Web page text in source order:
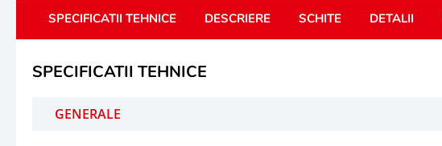
SPECIFICATII TEHNICE DESCRIERE SCHITE DETALII
SPECIFICATII TEHNICE
GENERALE